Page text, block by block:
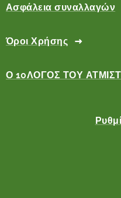
Ασφάλεια συναλλαγών
Όροι Χρήσης
Ο 10ΛΟΓΟΣ ΤΟΥ